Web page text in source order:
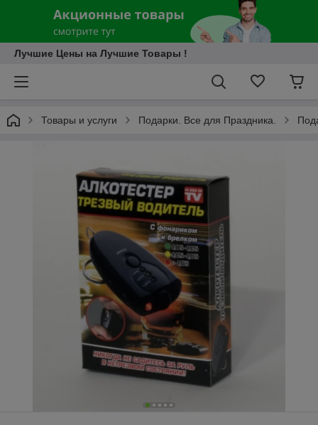
Лучшие Цены на Лучшие Товары !
Товары и услуги Подарки. Все для Праздника.